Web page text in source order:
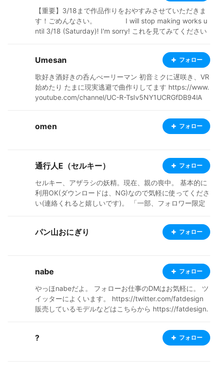
【重要】3/18まで作品作りをおやすみさせていただきま
す！ごめんなさい。 I will stop making works u
ntil 3/18 (Saturday)! I'm sorry! これを見てみてください
のキャラクターを使用してゲームを作っています。 ゲー
ム制作の役に立てて嬉しいです ・15歳です。現役の中学
生！ ・フリー依頼受付中です。できないやつもありま
す。 ・毎日、みんなが作ったキャラに❤️とコメントをす
るのを楽しみにしています。(みんなとっても上手い∑(ﾟ
Дﾟ))!!!!!! ・アニメと漫画(と勉強)が好きです！ ・わから
嬉しいです😆 ・フォローしてくれた人には必ずフォロバ
と❤️します。 ・私の作品が気に入った方は、コメントも
beginner! Follow me, ❤️, please!! If you like my work, pl
Umesan フォロー
歌好き酒好きの呑んべーリーマン 初音ミクに遅咲き、VR
始めたり たまに現実逃避で曲作りしてます https://www.
youtube.com/channel/UC-R-TsIv5NY1UCRGfDB94lA
omen フォロー
通行人E（セルキー） フォロー
セルキー、アザラシの妖精。現在、親の喪中。 基本的に
利用OK(ダウンロードは、NG)なので気軽に使ってくださ
い(連絡くれると嬉しいです)。 「一部、フォロワー限定
E、また、ムラビトE、でゲームを作っていました。キャ
ラクターは、あくまで、小説等の設定で、平行(並行)同位
aazarasi.fanbox.cc/ Bluesky https://bsky.app/profile/
etce.bsky.social ニコニコ動画 https://www.nicovideo.
jp/user/134045879/video
パン山おにぎり フォロー
nabe フォロー
やっほnabeだよ。 フォローお仕事のDMはお気軽に。 ツ
イッターによくいます。 https://twitter.com/fatdesign
販売しているモデルなどはこちらから https://fatdesign.
? フォロー